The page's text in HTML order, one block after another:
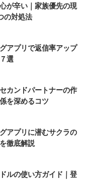
が辛い｜家族優先の現
の対処法
アプリで返信率アップ
選
カンドパートナーの作
を深めるコツ
アプリに潜むサクラの
徹底解説
ルの使い方ガイド｜登